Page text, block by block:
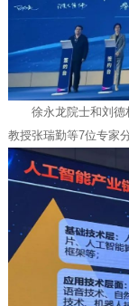
徐永龙院士和刘
教授张瑞勤等7位专家